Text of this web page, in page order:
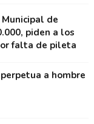
de
piden a los
falta de pileta
a hombre